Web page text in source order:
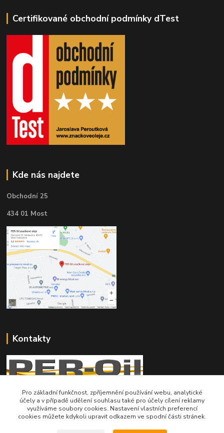
Certifikované obchodní podmínky dTest
Kde nás najdete
Obchodní 25
434 01 Most
Kontakty
Telefon pro technické dotazy: 775 113 255
Pro základní funkčnost, zpříjemnění používání webu, analytické
účely a v případě udělení souhlasu také pro účely cílení reklamy
využíváme soubory cookies. Nastavení vlastních preferencí
cookies můžete kdykoli upravit odkazem ve spodní části stránek.